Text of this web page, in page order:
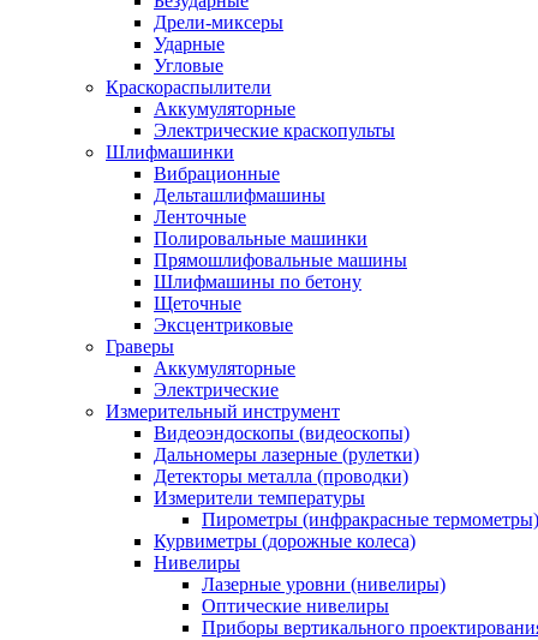
Дрели-миксеры
Ударные
Угловые
Краскораспылители
Аккумуляторные
Электрические краскопульты
Шлифмашинки
Вибрационные
Дельташлифмашины
Ленточные
Полировальные машинки
Прямошлифовальные машины
Шлифмашины по бетону
Щеточные
Эксцентриковые
Граверы
Аккумуляторные
Электрические
Измерительный инструмент
Видеоэндоскопы (видеоскопы)
Дальномеры лазерные (рулетки)
Детекторы металла (проводки)
Измерители температуры
Пирометры (инфракрасные термометры)
Курвиметры (дорожные колеса)
Нивелиры
Лазерные уровни (нивелиры)
Оптические нивелиры
Приборы вертикального